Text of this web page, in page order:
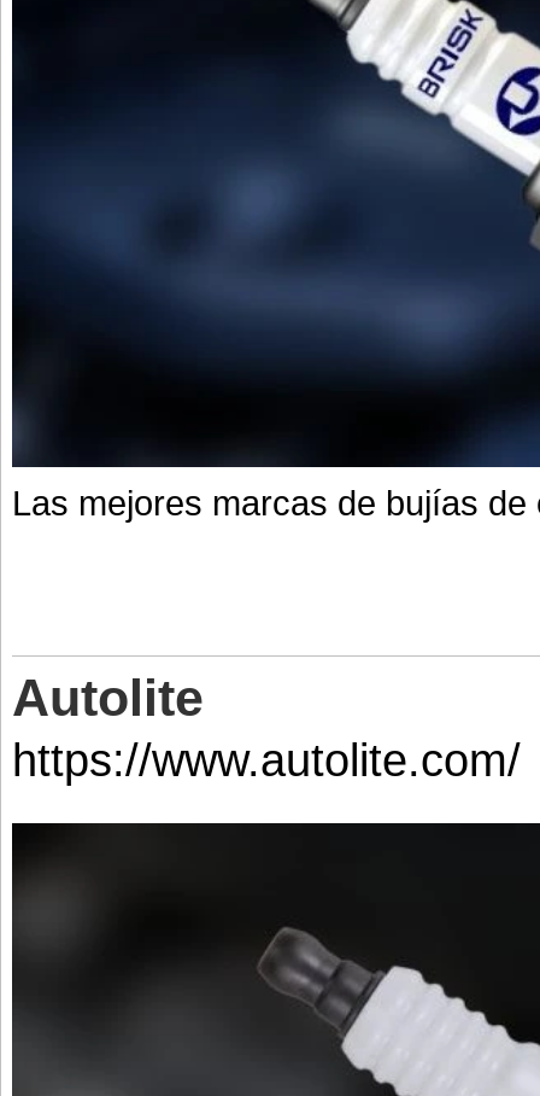
Las mejores marcas de bujías de
Autolite
https://www.autolite.com/